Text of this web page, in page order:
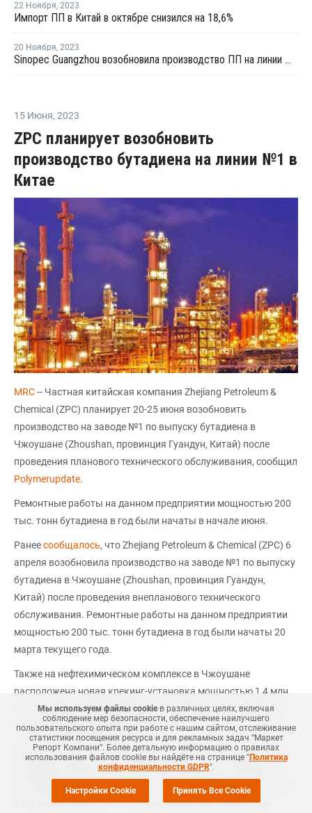
22 Ноября, 2023
Импорт ПП в Китай в октябре снизился на 18,6%
20 Ноября, 2023
Sinopec Guangzhou возобновила производство ПП на линии №4 в Китае после ремонта
15 Июня, 2023
ZPC планирует возобновить
производство бутадиена на линии №1 в
Китае
MRC-- Частная китайская компания Zhejiang Petroleum &
Chemical (ZPC) планирует 20-25 июня возобновить
производство на заводе №1 по выпуску бутадиена в
Чжоушане (Zhoushan, провинция Гуандун, Китай) после
проведения планового технического обслуживания, сообщил
Polymerupdate.
Ремонтные работы на данном предприятии мощностью 200
тыс. тонн бутадиена в год были начаты в начале июня.
Ранеесообщалось, что Zhejiang Petroleum & Chemical (ZPC) 6
апреля возобновила производство на заводе №1 по выпуску
бутадиена в Чжоушане (Zhoushan, провинция Гуандун,
Китай) после проведения внепланового технического
обслуживания. Ремонтные работы на данном предприятии
мощностью 200 тыс. тонн бутадиена в год были начаты 20
марта текущего года.
Также на нефтехимическом комплексе в Чжоушане
расположена новая крекинг-установка мощностью 1,4 млн
тонн этилена в год, которая была введена в эксплуатацию в
конце сентября 2020 года.
Согласно обзоруСканПласт, по итогам марта текущего года
общее расчетное потребление полистирола и стирольных
пластиков снизилось на 4% по сравнению с мартом 2022 года
и составило 45,48 тыс. тонн. За первые три месяца года
Мы используем файлы cookieв различных целях, включая
соблюдение мер безопасности, обеспечение наилучшего
пользовательского опыта при работе с нашим сайтом, отслеживание
статистики посещения ресурса и для рекламных задач “Маркет
Репорт Компани”. Более детальную информацию о правилах
использования файлов cookie вы найдёте на странице "Политика
конфиденциальности GDPR".
Настройки Cookie Принять Все Cookie